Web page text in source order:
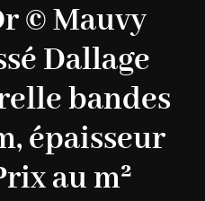
© Mauvy
Dallage
bandes
épaisseur
au m²